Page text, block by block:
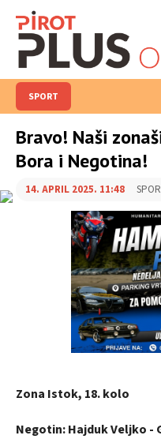
SPORT
Bravo! Naši
Bora i Negotina!
14. APRIL 2025. 11:48
Zona Istok, 18. kolo
Negotin: Hajduk Veljko -